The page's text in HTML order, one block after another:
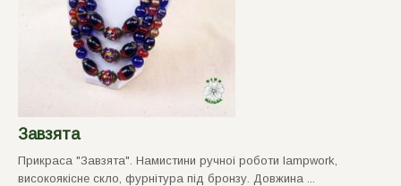
Завзята
Прикраса "Завзята". Намистини ручноi роботи lampwork,
високоякiсне скло, фурнiтура пiд бронзу. Довжина ...